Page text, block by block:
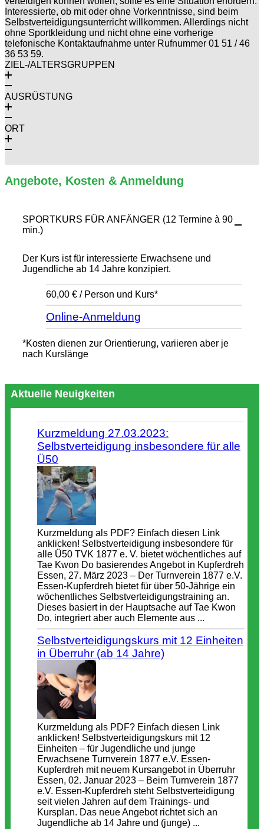
Interessierte, ob mit oder ohne Vorkenntnisse, sind beim
Selbstverteidigungsunterricht willkommen. Allerdings nicht
ohne Sportkleidung und nicht ohne eine vorherige
telefonische Kontaktaufnahme unter Rufnummer 01 51 / 46
36 53 59.
ZIEL-/ALTERSGRUPPEN
AUSRÜSTUNG
ORT
Angebote, Kosten & Anmeldung
SPORTKURS FÜR ANFÄNGER (12 Termine à 90
min.)
Der Kurs ist für interessierte Erwachsene und
Jugendliche ab 14 Jahre konzipiert.
60,00 € / Person und Kurs*
Online-Anmeldung
*Kosten dienen zur Orientierung, variieren aber je
nach Kurslänge
Aktuelle Neuigkeiten
Kurzmeldung 27.03.2023:
Selbstverteidigung insbesondere für alle
Ü50
Kurzmeldung als PDF? Einfach diesen Link
anklicken! Selbstverteidigung insbesondere für
alle Ü50 TVK 1877 e. V. bietet wöchentliches auf
Tae Kwon Do basierendes Angebot in Kupferdreh
Essen, 27. März 2023 – Der Turnverein 1877 e.V.
Essen-Kupferdreh bietet für über 50-Jährige ein
wöchentliches Selbstverteidigungstraining an.
Dieses basiert in der Hauptsache auf Tae Kwon
Do, integriert aber auch Elemente aus ...
Selbstverteidigungskurs mit 12 Einheiten
in Überruhr (ab 14 Jahre)
Kurzmeldung als PDF? Einfach diesen Link
anklicken! Selbstverteidigungskurs mit 12
Einheiten – für Jugendliche und junge
Erwachsene Turnverein 1877 e.V. Essen-
Kupferdreh mit neuem Kursangebot in Überruhr
Essen, 02. Januar 2023 – Beim Turnverein 1877
e.V. Essen-Kupferdreh steht Selbstverteidigung
seit vielen Jahren auf dem Trainings- und
Kursplan. Das neue Angebot richtet sich an
Jugendliche ab 14 Jahre und (junge) ...